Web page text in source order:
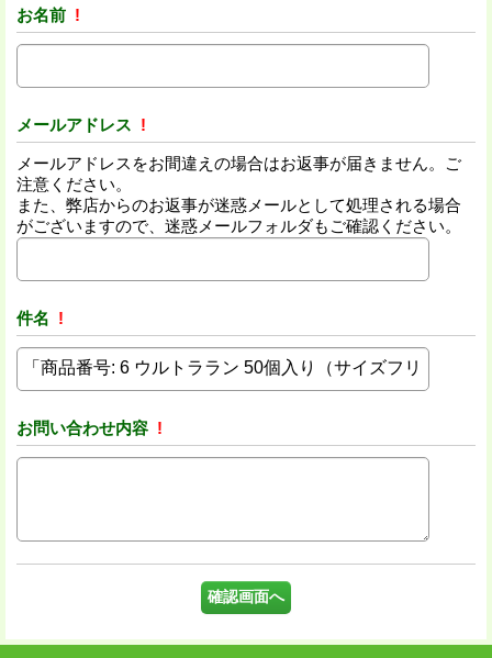
お名前 !
メールアドレス !
メールアドレスをお間違えの場合はお返事が届きません。ご
注意ください。
また、弊店からのお返事が迷惑メールとして処理される場合
がございますので、迷惑メールフォルダもご確認ください。
件名 !
お問い合わせ内容 !